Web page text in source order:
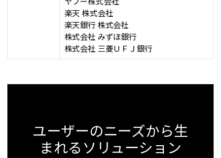
楽天 株式会社
楽天銀行 株式会社
株式会社 みずほ銀行
株式会社 三菱ＵＦＪ銀行
ユーザーのニーズから生
まれるソリューション